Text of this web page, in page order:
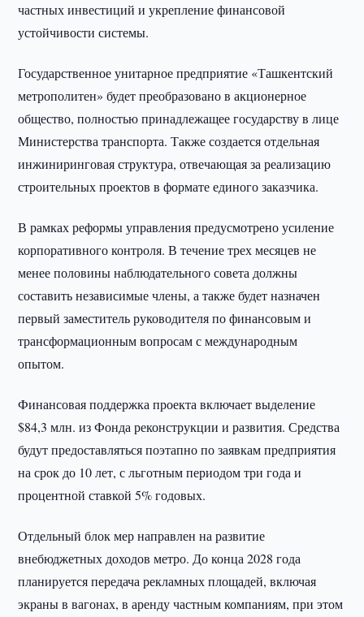
частных инвестиций и укрепление финансовой
устойчивости системы.
Государственное унитарное предприятие «Ташкентский
метрополитен» будет преобразовано в акционерное
общество, полностью принадлежащее государству в лице
Министерства транспорта. Также создается отдельная
инжиниринговая структура, отвечающая за реализацию
строительных проектов в формате единого заказчика.
В рамках реформы управления предусмотрено усиление
корпоративного контроля. В течение трех месяцев не
менее половины наблюдательного совета должны
составить независимые члены, а также будет назначен
первый заместитель руководителя по финансовым и
трансформационным вопросам с международным
опытом.
Финансовая поддержка проекта включает выделение
$84,3 млн. из Фонда реконструкции и развития. Средства
будут предоставляться поэтапно по заявкам предприятия
на срок до 10 лет, с льготным периодом три года и
процентной ставкой 5% годовых.
Отдельный блок мер направлен на развитие
внебюджетных доходов метро. До конца 2028 года
планируется передача рекламных площадей, включая
экраны в вагонах, в аренду частным компаниям, при этом